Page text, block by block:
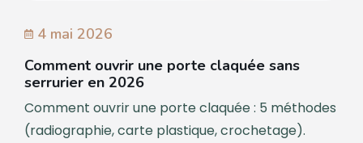
4 mai 2026
Comment ouvrir une porte claquée sans
serrurier en 2026
Comment ouvrir une porte claquée : 5 méthodes
(radiographie, carte plastique, crochetage).